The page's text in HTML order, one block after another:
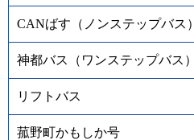
CANばす（ノンステップバス）
神都バス（ワンステップバス）
リフトバス
菰野町かもしか号